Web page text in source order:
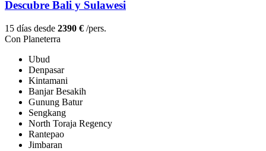
Descubre Bali y Sulawesi
15 días desde 2390 € /pers.
Con Planeterra
Ubud
Denpasar
Kintamani
Banjar Besakih
Gunung Batur
Sengkang
North Toraja Regency
Rantepao
Jimbaran